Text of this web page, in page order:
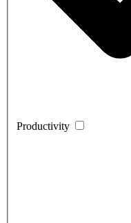
Productivity